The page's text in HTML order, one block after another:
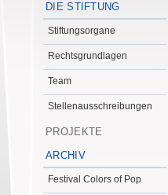
DIE STIFTUNG
Stiftungsorgane
Rechtsgrundlagen
Team
Stellenausschreibungen
PROJEKTE
ARCHIV
Festival Colors of Pop